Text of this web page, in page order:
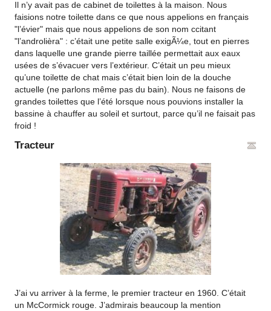
Il n’y avait pas de cabinet de toilettes à la maison. Nous
faisions notre toilette dans ce que nous appelions en français
"l’évier" mais que nous appelions de son nom ccitant
"l’androlièra" : c’était une petite salle exigÃ¼e, tout en pierres
dans laquelle une grande pierre taillée permettait aux eaux
usées de s’évacuer vers l’extérieur. C’était un peu mieux
qu’une toilette de chat mais c’était bien loin de la douche
actuelle (ne parlons même pas du bain). Nous ne faisons de
grandes toilettes que l’été lorsque nous pouvions installer la
bassine à chauffer au soleil et surtout, parce qu’il ne faisait pas
froid !
Tracteur
J’ai vu arriver à la ferme, le premier tracteur en 1960. C’était
un McCormick rouge. J’admirais beaucoup la mention